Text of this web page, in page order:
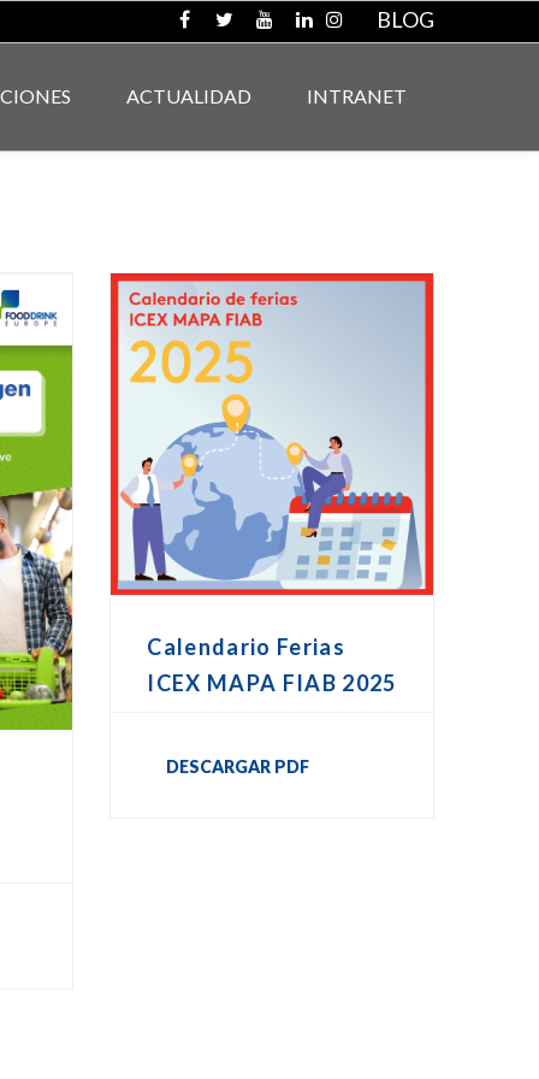
BLOG
ACTUALIDAD INTRANET
Calendario Ferias
ICEX MAPA FIAB 2025
DESCARGAR PDF